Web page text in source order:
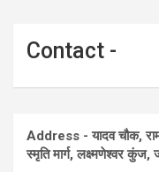
Contact -
Address - यादव चौक, राम-
स्मृति मार्ग, लक्ष्मणेश्वर